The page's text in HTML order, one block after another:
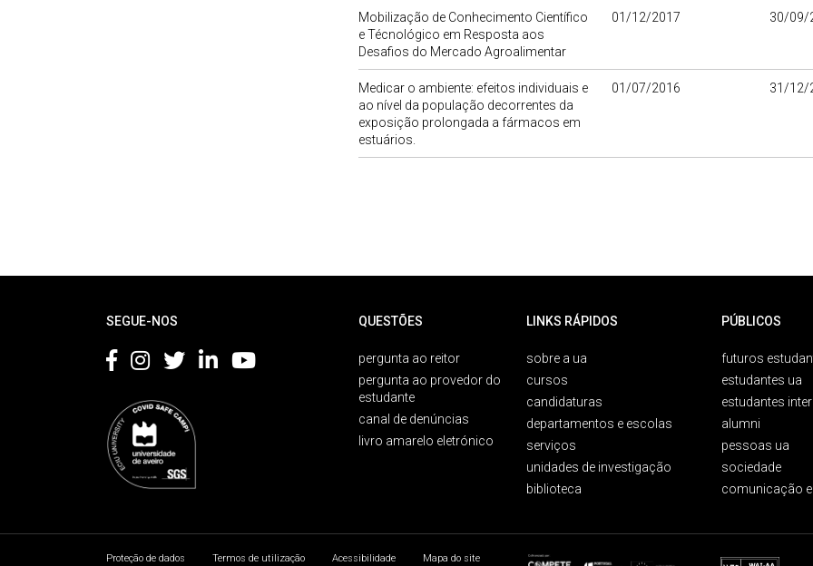
Mobilização de Conhecimento Científico
e Técnológico em Resposta aos
Desafios do Mercado Agroalimentar
01/12/2017 30/09/
Medicar o ambiente: efeitos individuais e
ao nível da população decorrentes da
exposição prolongada a fármacos em
estuários.
01/07/2016 31/12/
SEGUE-NOS QUESTÕES
pergunta ao reitor
pergunta ao provedor do
estudante
canal de denúncias
livro amarelo eletrónico
LINKS RÁPIDOS
sobre a ua
cursos
candidaturas
departamentos e escolas
serviços
unidades de investigação
biblioteca
PÚBLICOS
futuros
estudantes ua
estudantes
alumni
pessoas ua
sociedade
comunicação
Proteção de dados Termos de utilização Acessibilidade Mapa do site